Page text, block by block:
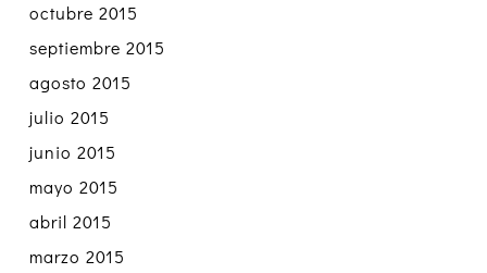
octubre 2015
septiembre 2015
agosto 2015
julio 2015
junio 2015
mayo 2015
abril 2015
marzo 2015